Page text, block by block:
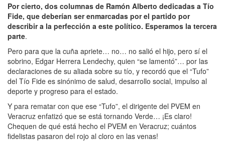
Por cierto, dos columnas de Ramón Alberto dedicadas a Tío
Fide, que deberían ser enmarcadas por el partido por
describir a la perfección a este político. Esperamos la tercera
parte.
Pero para que la cuña apriete… no… no salió el hijo, pero sí el
sobrino, Edgar Herrera Lendechy, quien “se lamentó”… por las
declaraciones de su aliada sobre su tío, y recordó que el “Tufo”
del Tío Fide es sinónimo de salud, desarrollo social, impulso al
deporte y progreso para el estado.
Y para rematar con que ese “Tufo”, el dirigente del PVEM en
Veracruz enfatizó que se está tornando Verde… ¡Es claro!
Chequen de qué está hecho el PVEM en Veracruz; cuántos
fidelistas pasaron del rojo al cloro en las venas!